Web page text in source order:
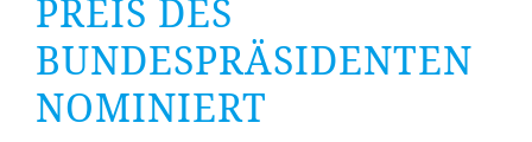
Arbeitskreise
Erfolge
PREIS DES
BUNDESPRÄSIDENTEN
NOMINIERT